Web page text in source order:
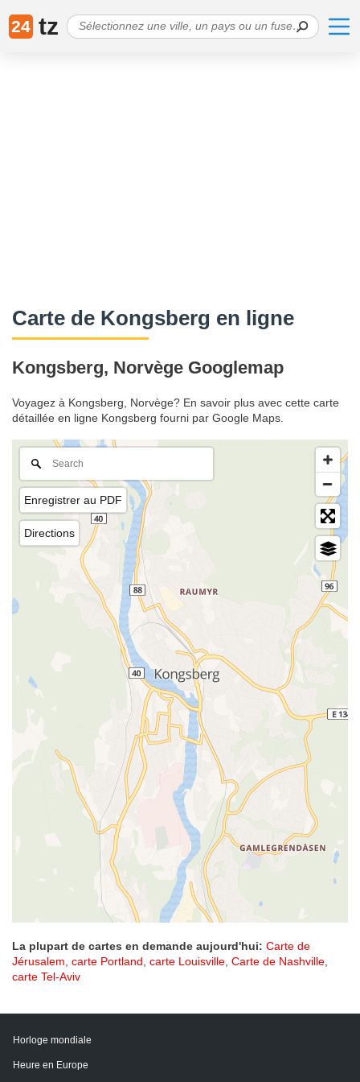
24 tz
Сarte de Kongsberg en ligne
Kongsberg, Norvège Googlemap
Voyagez à Kongsberg, Norvège? En savoir plus avec cette carte
détaillée en ligne Kongsberg fourni par Google Maps.
Enregistrer au PDF
Directions
La plupart de cartes en demande aujourd'hui: Carte de
Jérusalem, carte Portland, carte Louisville, Carte de Nashville,
carte Tel-Aviv
Horloge mondiale
Heure en Europe